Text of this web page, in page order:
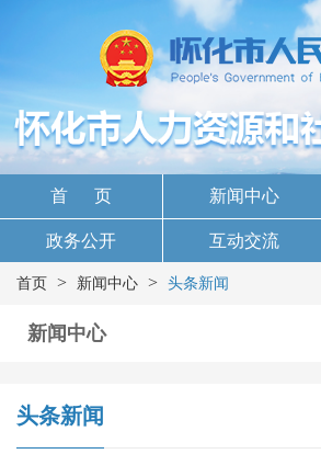
首 页 新闻中心
政务公开 互动交流
首页 > 新闻中心 > 头条新闻
新闻中心
头条新闻